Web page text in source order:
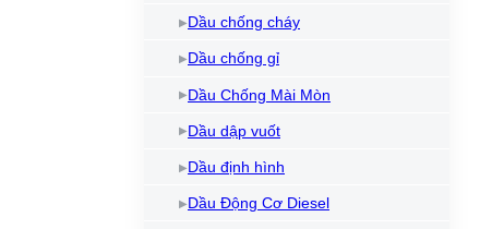
Dầu chống cháy
Dầu chống gỉ
Dầu Chống Mài Mòn
Dầu dập vuốt
Dầu định hình
Dầu Động Cơ Diesel